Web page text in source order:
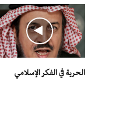
الحرية في الفكر الإسلامي